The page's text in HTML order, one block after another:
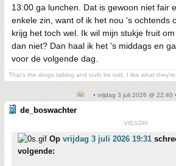
13:00 ga lunchen. Dat is gewoon niet fair
enkele zin, want of ik het nou 's ochtends
krijg het toch wel. Ik wil mijn stukje fruit
dan niet? Dan haal ik het 's middags en
voor de volgende dag.
That's the drugs talking and truth be told, I like what they're
• vrijdag 3 juli 2026 @ 22:40
de_boswachter
VIESDIK
Op vrijdag 3 juli 2026 19:31
volgende: